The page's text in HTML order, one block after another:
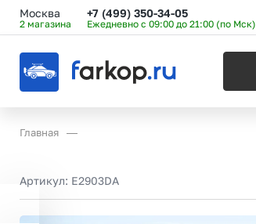
Москва
2 магазина
+7 (499) 350-34-05
Ежедневно с 09:00 до 21:00 (по Мск)
Главная
Артикул: E2903DA